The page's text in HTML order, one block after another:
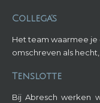
Collega’s
Het team waarmee
omschreven als
Tenslotte
Bij Abresch werken